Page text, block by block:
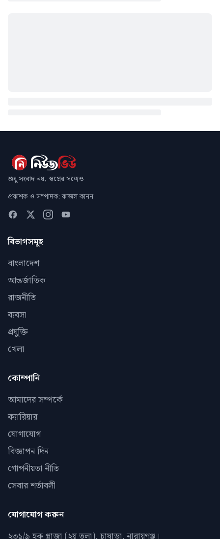
শুধু সংবাদ নয়, স্বপ্নের সঙ্গেও
প্রকাশক ও সম্পাদক: কাজল কানন
বিভাগসমূহ
বাংলাদেশ
আন্তর্জাতিক
রাজনীতি
ব্যবসা
প্রযুক্তি
খেলা
কোম্পানি
আমাদের সম্পর্কে
ক্যারিয়ার
যোগাযোগ
বিজ্ঞাপন দিন
গোপনীয়তা নীতি
সেবার শর্তাবলী
যোগাযোগ করুন